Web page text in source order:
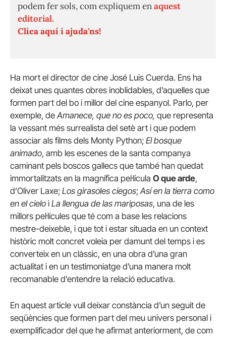
podem fer sols, com expliquem enaquest
editorial.
Clica aquí i ajuda'ns!
Ha mort el director de cine José Luis Cuerda. Ens ha
deixat unes quantes obres inoblidables, d’aquelles que
formen part del bo i millor del cine espanyol. Parlo, per
exemple, deAmanece, que no es poco, que representa
la vessant més surrealista del setè art i que podem
associar als films dels Monty Python; El bosque
animado, amb les escenes de la santa companya
caminant pels boscos gallecs que també han quedat
immortalitzats en la magnífica pel·lícula O que arde,
d’Oliver Laxe; Los girasoles ciegos;Así en la tierra como
en el cielo i La llengua de las mariposas, una de les
millors pel·lícules que té com a base les relacions
mestre-deixeble, i que tot i estar situada en un context
històric molt concret voleia per damunt del temps i es
converteix en un clàssic, en una obra d’una gran
actualitat i en un testimoniatge d’una manera molt
recomanable d’entendre la relació educativa.
En aquest article vull deixar constància d’un seguit de
seqüències que formen part del meu univers personal i
exemplificador del que he afirmat anteriorment, de com